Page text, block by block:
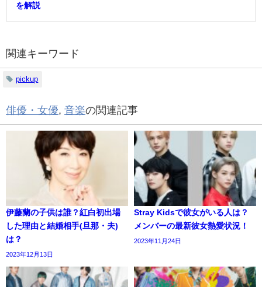
を解説
関連キーワード
pickup
俳優・女優 音楽の関連記事
伊藤蘭の子供は誰？紅白初出場
した理由と結婚相手(旦那・夫)
は？
2023年12月13日
Stray Kidsで彼女がいる人は？
メンバーの最新彼女熱愛状況！
2023年11月24日